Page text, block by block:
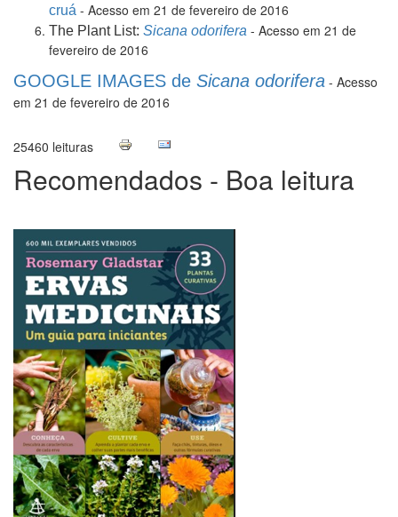
cruá - Acesso em 21 de fevereiro de 2016
The Plant List: Sicana odorifera - Acesso em 21 de
fevereiro de 2016
GOOGLE IMAGES de Sicana odorifera - Acesso
em 21 de fevereiro de 2016
25460 leituras
Recomendados - Boa leitura